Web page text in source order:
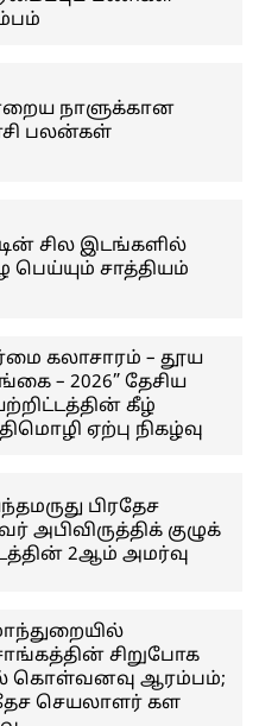
நாளுக்கான
பலன்கள்
சில இடங்களில்
பெய்யும் சாத்தியம்
கலாசாரம் – தூய
– 2026” தேசிய
கீழ்
ஏற்பு நிகழ்வு
பிரதேச
அபிவிருத்திக் குழுக்
2ஆம் அமர்வு
சிறுபோக
கொள்வனவு ஆரம்பம்;
செயலாளர் கள